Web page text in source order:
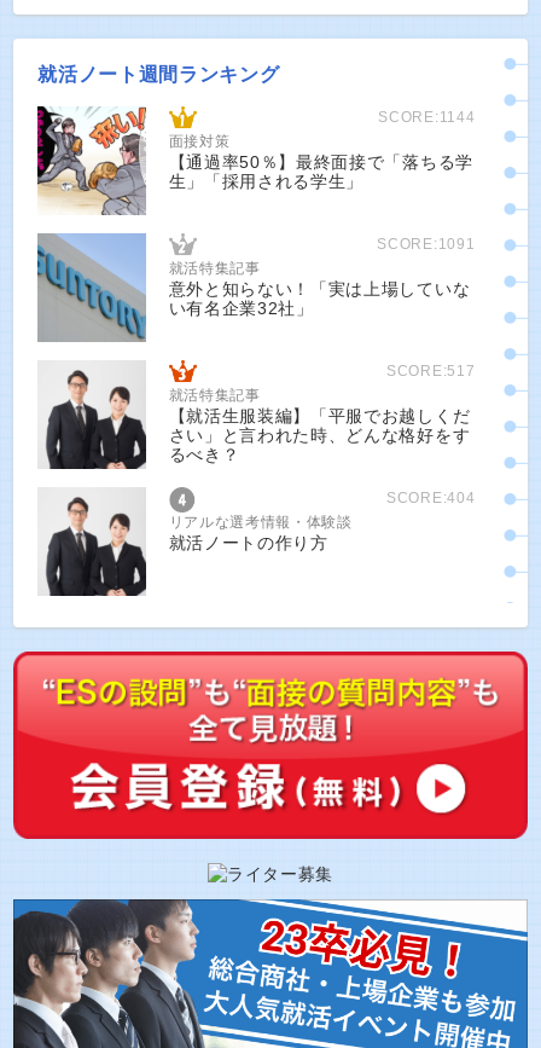
就活ノート週間ランキング
SCORE:1144
面接対策
【通過率50％】最終面接で「落ちる学
生」「採用される学生」
SCORE:1091
就活特集記事
意外と知らない！「実は上場していな
い有名企業32社」
SCORE:517
就活特集記事
【就活生服装編】「平服でお越しくだ
さい」と言われた時、どんな格好をす
るべき？
SCORE:404
リアルな選考情報・体験談
就活ノートの作り方